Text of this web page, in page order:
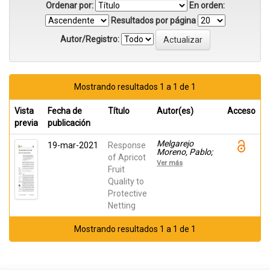
Ordenar por:
En orden:
Resultados por página
Autor/Registro:
Mostrando resultados 1 a 1 de 1
Vista
previa
Fecha de
publicación
Título Autor(es) Acceso
19-mar-2021
Response
of Apricot
Fruit
Quality to
Protective
Netting
Melgarejo
Moreno, Pablo;
Legua, Pilar;
Martínez Font,
Carbonell-
Barrachina,
Hernández,
Ver más
Mostrando resultados 1 a 1 de 1